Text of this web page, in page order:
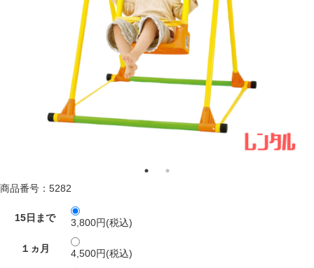
商品番号：5282
15日まで 3,800円(税込)
１ヵ月 4,500円(税込)